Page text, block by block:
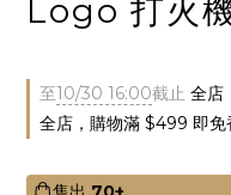
Logo 打火
至10/30 16:00截止 全店
全店，購物滿 $499 即免